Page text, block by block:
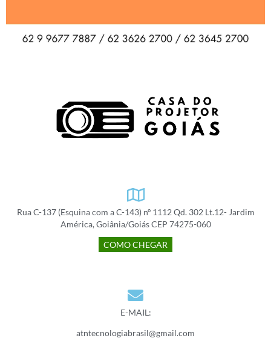
Rua C-137 (Esquina com a C-143) nº 1112 Qd. 302 Lt.12- Jardim
América, Goiânia/Goiás CEP 74275-060
COMO CHEGAR
E-MAIL:
atntecnologiabrasil@gmail.com